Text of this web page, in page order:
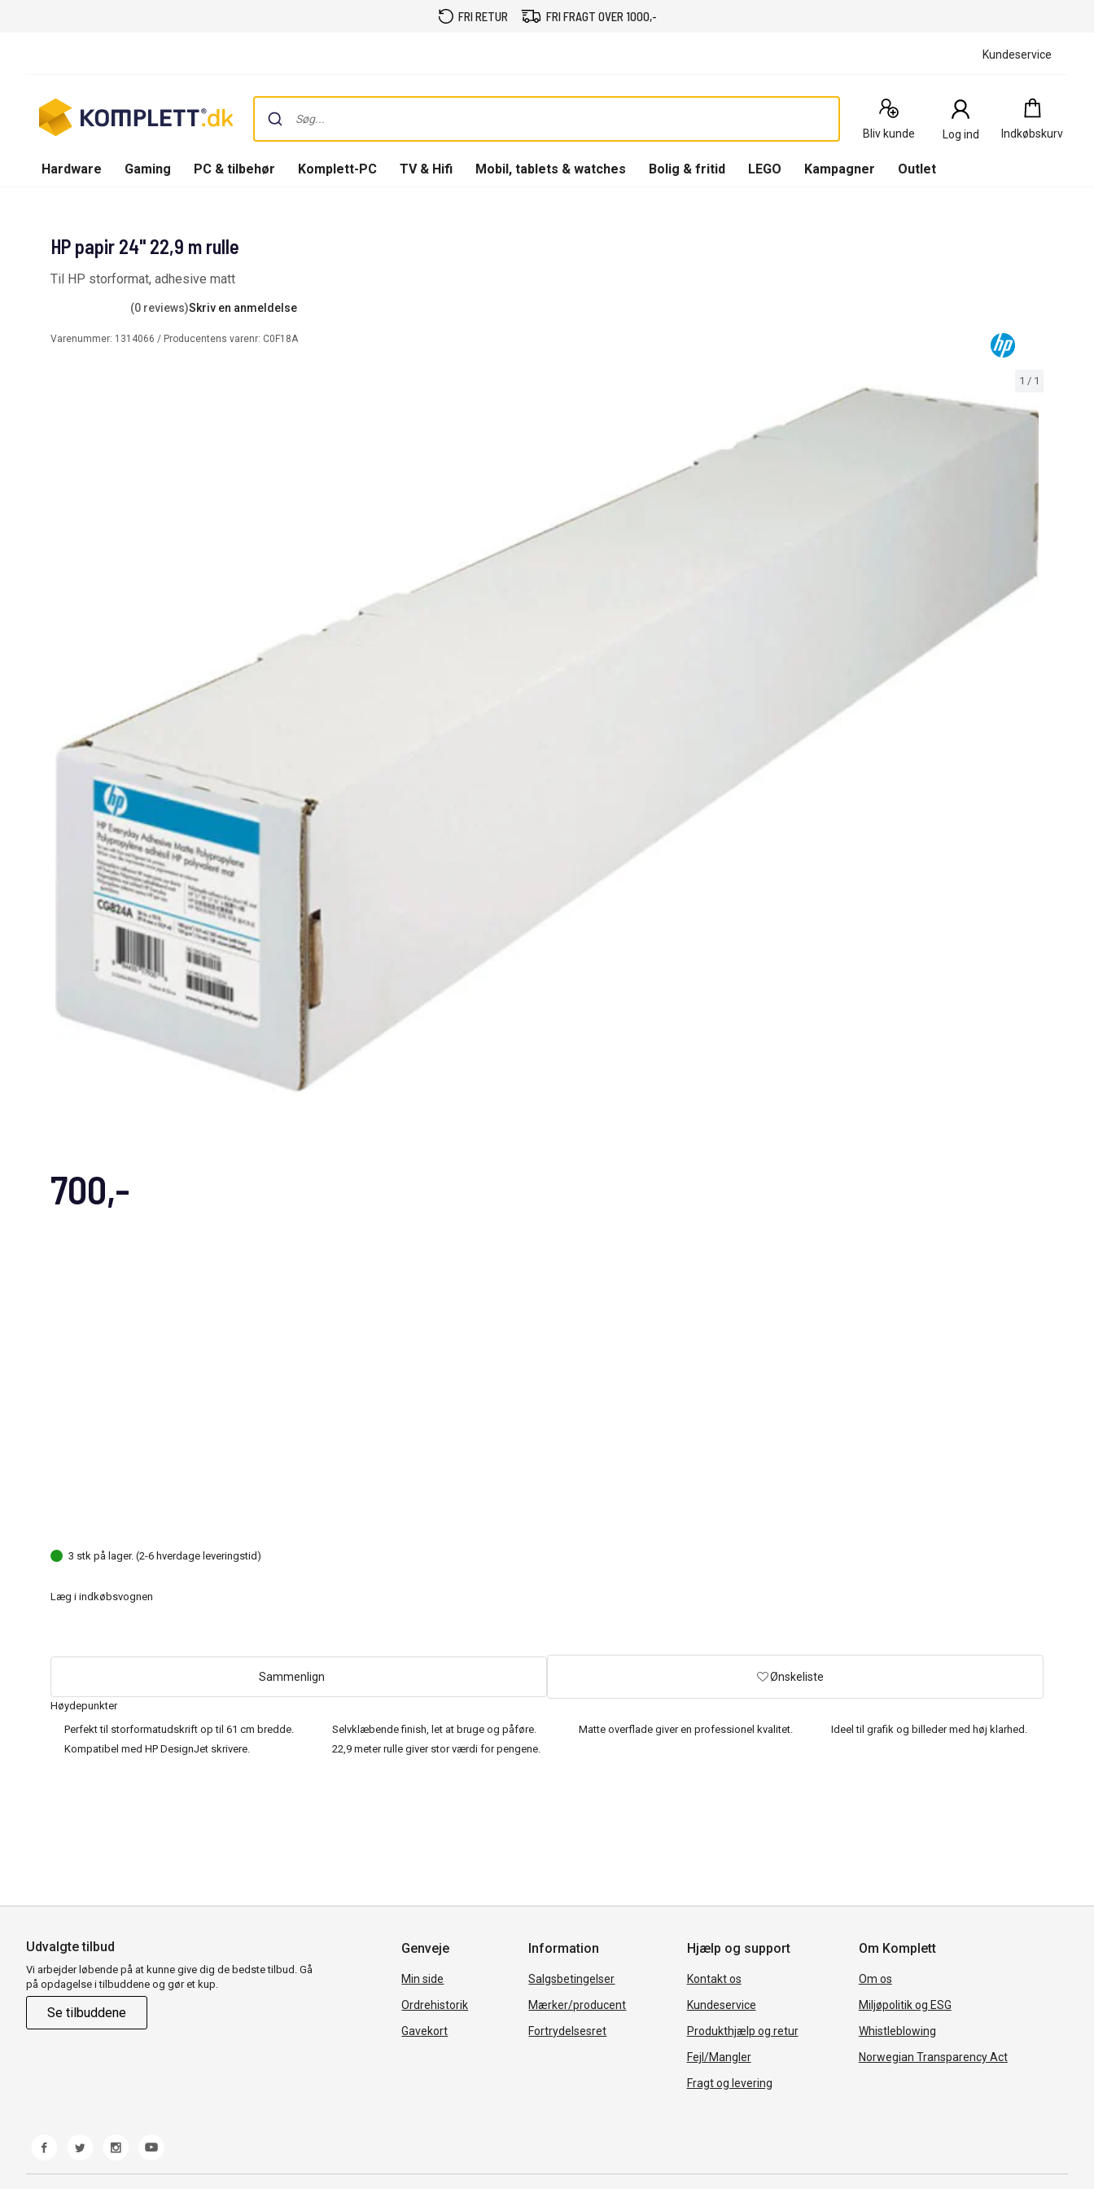
FRI RETUR FRI FRAGT OVER 1000,-
Kundeservice
Bliv kunde Log ind Indkøbskurv
Indkøbskurv
0
Produkter
Hardware Gaming PC & tilbehør Komplett-PC TV & Hifi Mobil, tablets & watches Bolig & fritid LEGO Kampagner Outlet
1 / 1
Høydepunkter
Perfekt til storformatudskrift op til 61 cm bredde.
Selvklæbende finish, let at bruge og påføre. Matte overflade giver en professionel kvalitet.
Ideel til grafik og billeder med høj klarhed.
Kompatibel med HP DesignJet skrivere.
22,9 meter rulle giver stor værdi for pengene.
HP papir 24" 22,9 m rulle
Til HP storformat, adhesive matt
(0 reviews)Skriv en anmeldelse
Varenummer: 1314066 / Producentens varenr: C0F18A
700,-
3 stk på lager. (2-6 hverdage leveringstid)
Læg i indkøbsvognen
Sammenlign Ønskeliste
Udvalgte tilbud
Vi arbejder løbende på at kunne give dig de bedste tilbud. Gå
på opdagelse i tilbuddene og gør et kup.
Se tilbuddene
Genveje
Min side
Ordrehistorik
Gavekort
Information
Salgsbetingelser
Mærker/producent
Fortrydelsesret
Hjælp og support
Kontakt os
Kundeservice
Produkthjælp og retur
Fejl/Mangler
Fragt og levering
Om Komplett
Om os
Miljøpolitik og ESG
Whistleblowing
Norwegian Transparency Act